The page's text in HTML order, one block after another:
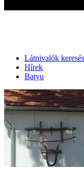
Látnivalók
Hírek
Batyu